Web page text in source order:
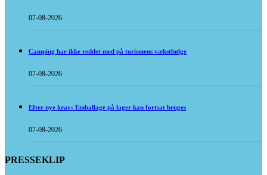
07-08-2026
Camping har ikke reddet med på turismens vækstbølge
07-08-2026
Efter nye krav: Emballage på lager kan fortsat bruges
07-08-2026
PRESSEKLIP